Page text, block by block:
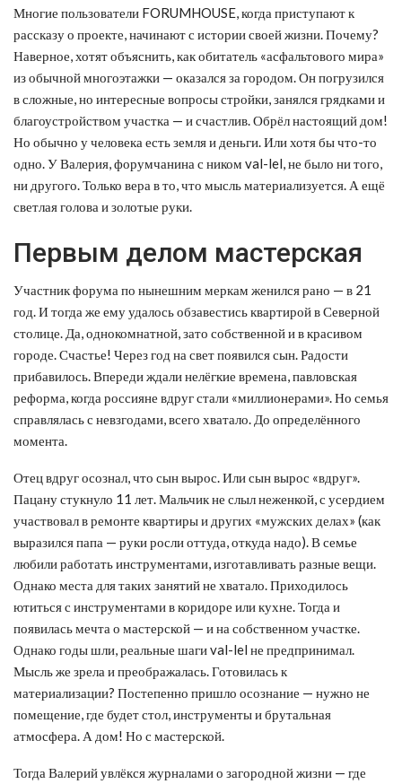
Многие пользователи FORUMHOUSE, когда приступают к
рассказу о проекте, начинают с истории своей жизни. Почему?
Наверное, хотят объяснить, как обитатель «асфальтового мира»
из обычной многоэтажки — оказался за городом. Он погрузился
в сложные, но интересные вопросы стройки, занялся грядками и
благоустройством участка — и счастлив. Обрёл настоящий дом!
Но обычно у человека есть земля и деньги. Или хотя бы что-то
одно. У Валерия, форумчанина с ником val-lel, не было ни того,
ни другого. Только вера в то, что мысль материализуется. А ещё
светлая голова и золотые руки.
Первым делом мастерская
Участник форума по нынешним меркам женился рано — в 21
год. И тогда же ему удалось обзавестись квартирой в Северной
столице. Да, однокомнатной, зато собственной и в красивом
городе. Счастье! Через год на свет появился сын. Радости
прибавилось. Впереди ждали нелёгкие времена, павловская
реформа, когда россияне вдруг стали «миллионерами». Но семья
справлялась с невзгодами, всего хватало. До определённого
момента.
Отец вдруг осознал, что сын вырос. Или сын вырос «вдруг».
Пацану стукнуло 11 лет. Мальчик не слыл неженкой, с усердием
участвовал в ремонте квартиры и других «мужских делах» (как
выразился папа — руки росли оттуда, откуда надо). В семье
любили работать инструментами, изготавливать разные вещи.
Однако места для таких занятий не хватало. Приходилось
ютиться с инструментами в коридоре или кухне. Тогда и
появилась мечта о мастерской — и на собственном участке.
Однако годы шли, реальные шаги val-lel не предпринимал.
Мысль же зрела и преображалась. Готовилась к
материализации? Постепенно пришло осознание — нужно не
помещение, где будет стол, инструменты и брутальная
атмосфера. А дом! Но с мастерской.
Тогда Валерий увлёкся журналами о загородной жизни — где